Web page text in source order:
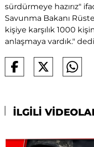
sürdürmeye hazırız"
Savunma Bakanı
kişiye karşılık 1000
anlaşmaya vardık."
İLGİLİ